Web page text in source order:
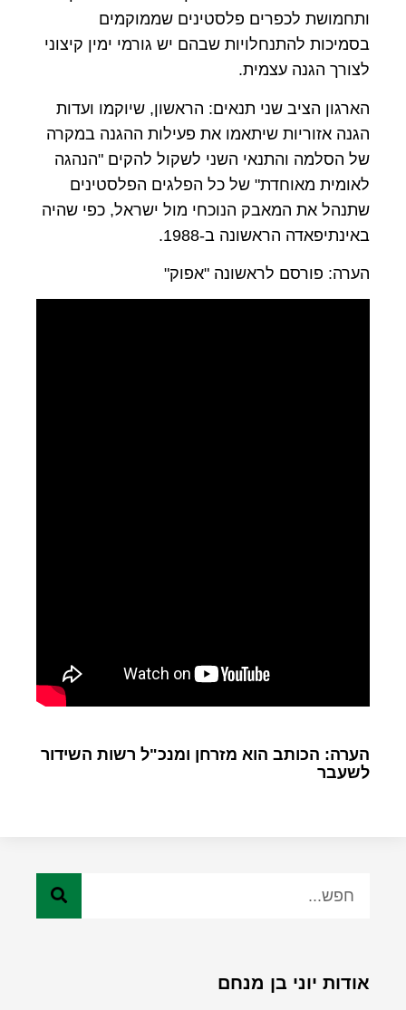
ותחמושת לכפרים פלסטינים שממוקמים
בסמיכות להתנחלויות שבהם יש גורמי ימין קיצוני
לצורך הגנה עצמית.
הארגון הציב שני תנאים: הראשון, שיוקמו ועדות
הגנה אזוריות שיתאמו את פעילות ההגנה במקרה
של הסלמה והתנאי השני לשקול להקים "הנהגה
לאומית מאוחדת" של כל הפלגים הפלסטינים
שתנהל את המאבק הנוכחי מול ישראל, כפי שהיה
באינתיפאדה הראשונה ב-1988.
הערה: פורסם לראשונה "אפוק"
הערה: הכותב הוא מזרחן ומנכ"ל רשות השידור
לשעבר
אודות יוני בן מנחם